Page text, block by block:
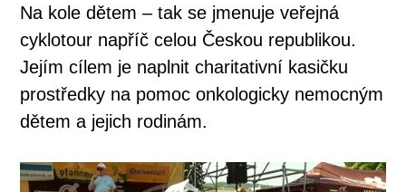
Na kole dětem – tak se jmenuje veřejná
cyklotour napříč celou Českou republikou.
Jejím cílem je naplnit charitativní kasičku
prostředky na pomoc onkologicky nemocným
dětem a jejich rodinám.